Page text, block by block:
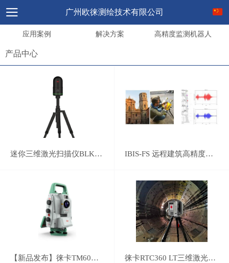
广州欧徕测绘技术有限公司
应用案例 解决方案 高精度监测机器人
产品中心
迷你三维激光扫描仪BLK360 G2 IBIS-FS 远程建筑高精度监测系统
【新品发布】徕卡TM60精密监测机器人 徕卡RTC360 LT三维激光扫描仪